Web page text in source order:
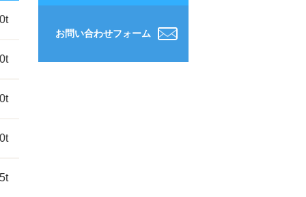
5t
お問い合わせフォーム